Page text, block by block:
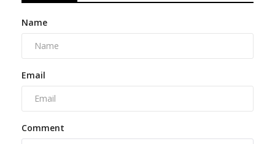
Name
Email
Comment